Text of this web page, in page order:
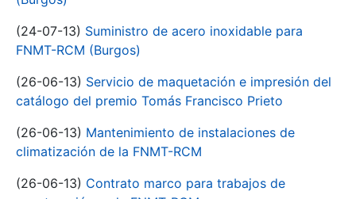
(24-07-13) Suministro de acero inoxidable para
FNMT-RCM (Burgos)
(26-06-13) Servicio de maquetación e impresión del
catálogo del premio Tomás Francisco Prieto
(26-06-13) Mantenimiento de instalaciones de
climatización de la FNMT-RCM
(26-06-13) Contrato marco para trabajos de